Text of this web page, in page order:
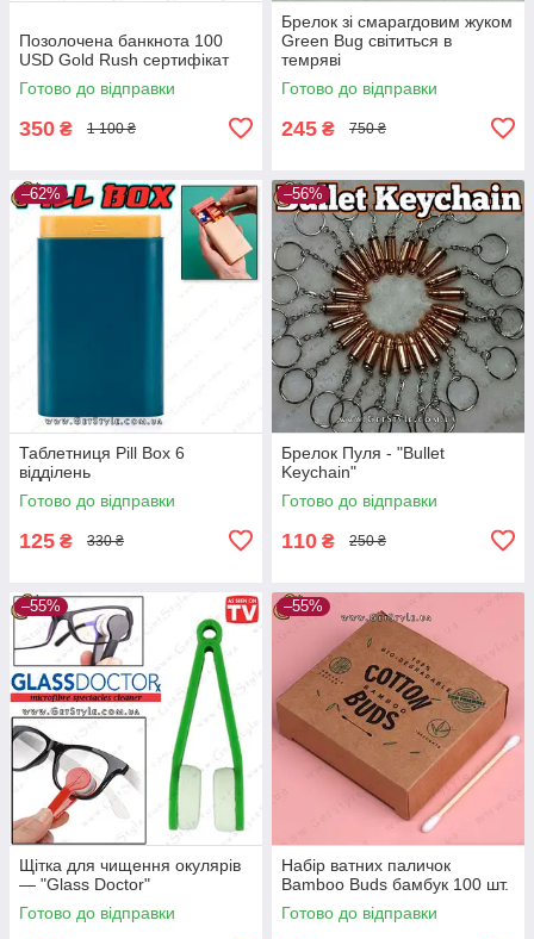
Позолочена банкнота 100
USD Gold Rush сертифікат
Готово до відправки
350 ₴ 1 100 ₴
Брелок зі смарагдовим жуком
Green Bug світиться в
темряві
Готово до відправки
245 ₴ 750 ₴
–62%
Таблетниця Pill Box 6
відділень
Готово до відправки
125 ₴ 330 ₴
–56%
Брелок Пуля - "Bullet
Keychain"
Готово до відправки
110 ₴ 250 ₴
–55%
Щітка для чищення окулярів
— "Glass Doctor"
Готово до відправки
–55%
Набір ватних паличок
Bamboo Buds бамбук 100 шт.
Готово до відправки